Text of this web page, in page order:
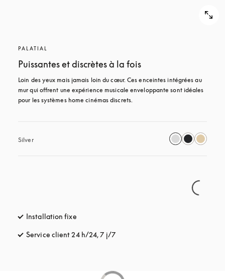
PALATIAL
Puissantes et discrètes à la fois
Loin des yeux mais jamais loin du cœur. Ces enceintes intégrées au
mur qui offrent une expérience musicale enveloppante sont idéales
pour les systèmes home cinémas discrets.
Silver
Installation fixe
Service client 24 h/24, 7 j/7s’ouvre dans un nouvel onglet